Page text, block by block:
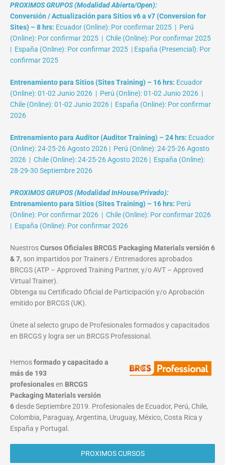
PROXIMOS GRUPOS (Modalidad Abierta/Open):
Conversión / Actualización para Sitios v6 a v7 (Conversion for
Sites) – 8 hrs: Ecuador (Online): Por confirmar 2025 | Perú
(Online): Por confirmar 2025 | Chile (Online): Por confirmar 2025
| España (Online): Por confirmar 2025 | España (Presencial): Por
confirmar 2025
Entrenamiento para Sitios (Sites Training) – 16 hrs: Ecuador
(Online): 01-02 Junio 2026 | Perú (Online): 01-02 Junio 2026 |
Chile (Online): 01-02 Junio 2026 | España (Online): Por confirmar
2026
Entrenamiento para Auditor (Auditor Training) – 24 hrs: Ecuador
(Online): 24-25-26 Agosto 2026 | Perú (Online): 24-25-26 Agosto
2026 | Chile (Online): 24-25-26 Agosto 2026 | España (Online):
28-29-30 Septiembre 2026
PROXIMOS GRUPOS (Modalidad InHouse/Privado):
Entrenamiento para Sitios (Sites Training) – 16 hrs: Perú
(Online): Por confirmar 2026 | Chile (Online): Por confirmar 2026
| España (Online): Por confirmar 2026
NuestrosCursos Oficiales BRCGS Packaging Materials versión 6
& 7, son impartidos por Trainers / Entrenadores aprobados
BRCGS (ATP – Approved Training Partner, y/o AVT – Approved
Virtual Trainer).
Obtenga su Certificado Oficial de Participación y/o Aprobación
emitido por BRCGS (UK).
Únete al selecto grupo de Profesionales formados y capacitados
en BRCGS y logra ser un BRCGS Professional.
Hemosformado y capacitado a
más de 193
profesionalesen BRCGS
Packaging Materialsversión
6desde Septiembre 2019. Profesionales de Ecuador, Perú, Chile,
Colombia, Paraguay, Argentina, Uruguay, México, Costa Rica y
España y Portugal.
PROXIMOS CURSOS